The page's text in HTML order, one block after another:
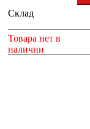
+
Склад
Товара нет в
наличии